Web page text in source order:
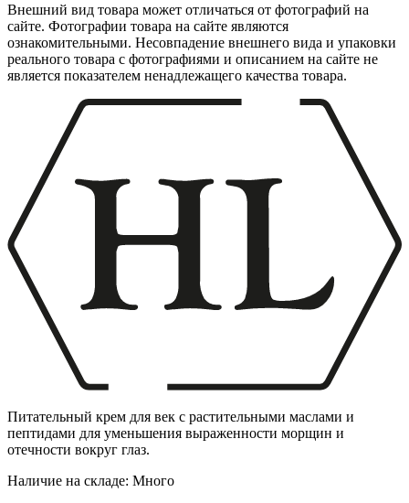
Внешний вид товара может отличаться от фотографий на
сайте. Фотографии товара на сайте являются
ознакомительными. Несовпадение внешнего вида и упаковки
реального товара с фотографиями и описанием на сайте не
является показателем ненадлежащего качества товара.
Питательный крем для век с растительными маслами и
пептидами для уменьшения выраженности морщин и
отечности вокруг глаз.
Наличие на складе: Много